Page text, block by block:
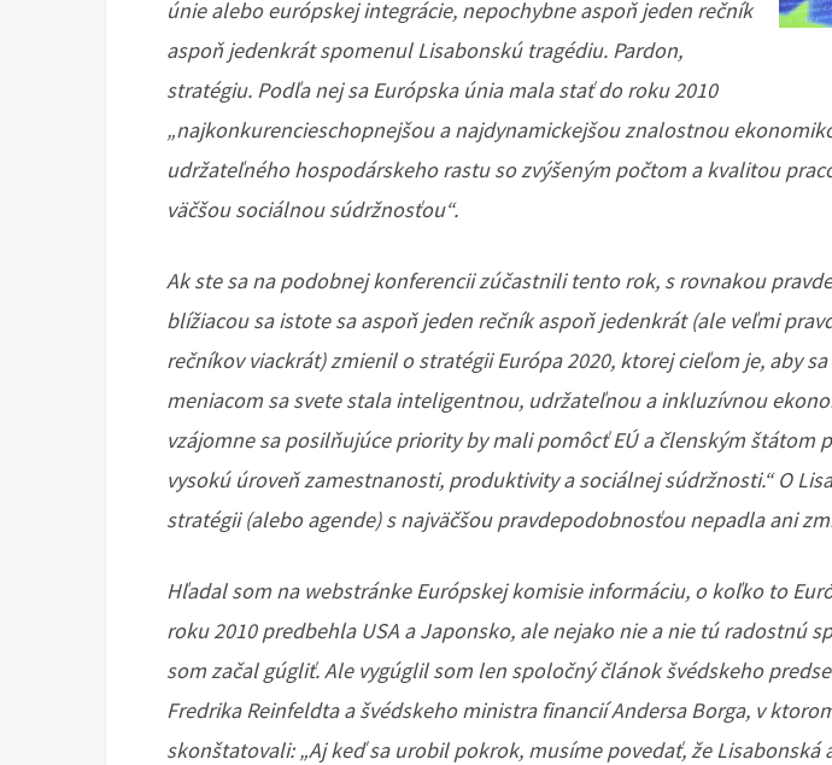
únie alebo európskej integrácie, nepochybne aspoň jeden rečník
aspoň jedenkrát spomenul Lisabonskú tragédiu. Pardon,
stratégiu. Podľa nej sa Európska únia mala stať do roku 2010
„najkonkurencieschopnejšou a najdynamickejšou znalostnou
udržateľného hospodárskeho rastu so zvýšeným počtom a kvalitou
väčšou sociálnou súdržnosťou“.
Ak ste sa na podobnej konferencii zúčastnili tento rok, s rovnakou
blížiacou sa istote sa aspoň jeden rečník aspoň jedenkrát (ale veľmi
rečníkov viackrát) zmienil o stratégii Európa 2020, ktorej cieľom je, aby sa
meniacom sa svete stala inteligentnou, udržateľnou a inkluzívnou
vzájomne sa posilňujúce priority by mali pomôcť EÚ a členským štátom
vysokú úroveň zamestnanosti, produktivity a sociálnej súdržnosti.“ O
stratégii (alebo agende) s najväčšou pravdepodobnosťou nepadla ani
Hľadal som na webstránke Európskej komisie informáciu, o koľko to
roku 2010 predbehla USA a Japonsko, ale nejako nie a nie tú radostnú
som začal gúgliť. Ale vygúglil som len spoločný článok švédskeho
Fredrika Reinfeldta a švédskeho ministra financií Andersa Borga, v
skonštatovali: „Aj keď sa urobil pokrok, musíme povedať, že Lisabonská